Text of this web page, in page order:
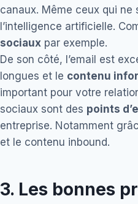
canaux. Même ceux qui ne
l’intelligence artificielle.
sociaux par exemple.
De son côté, l’email est
longues et le contenu
important pour votre
sociaux sont des points
entreprise. Notamment
et le contenu inbound.
3. Les bonnes